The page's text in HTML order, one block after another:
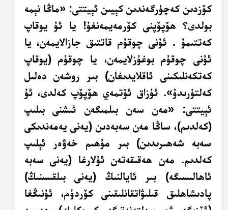
كۆزدىن كەچۈرگەندىن كېيىن ئېيتتى: «ماڭا نېمە
بولدى؟ ھۆپۆپنى كۆرمەيمەنغۇ! يا ئۇ يوقاپ
كەتتىمۇ . ئۇنى چوقۇم قاتتىق جازالايمەن، يا
ئۇنى چوقۇم بوغۇزلايمەن، يا چوقۇم (يوقاپ
كەتكەنلىكىنى ئاقلايدىغان) بىر روشەن دەلىل
كەلتۈرىدۇ». ئۇزاق ئۆتمەي ھۆپۆپ كەلدى، ئۇ
ئېيتتى: «مەن سەن بىلمىگەن ئىشنى بىلىپ
(كەلدىم)، ساڭا مەن سەبەدىن (يەنى يەمەندىكى
سەبە شەھىرىدىن) بىر مۇھىم خەۋەر ئېلىپ
كەلدىم. مەن ھەقىقەتەن ئۇلارغا (يەنى سەبە
ئاھالىسىگە) بىر ئايالنىڭ (يەنى بىلقىسنىڭ)
پادىشاھلىق قىلىۋاتقانلىقىنى كۆردۈم، ئۇنىڭغا